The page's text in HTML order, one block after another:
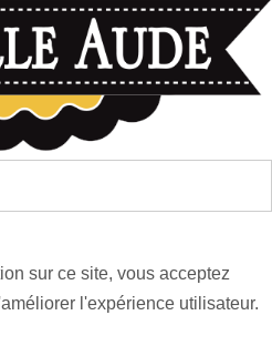
sur ce site, vous acceptez
l'expérience utilisateur.